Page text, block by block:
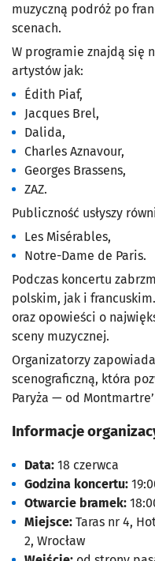
muzyczną podróż po
scenach.
W programie znajdą się
artystów jak:
Édith Piaf,
Jacques Brel,
Dalida,
Charles Aznavour,
Georges Brassens,
ZAZ.
Publiczność usłyszy
Les Misérables,
Notre-Dame de Paris.
Podczas koncertu
polskim, jak i
oraz opowieści o
sceny muzycznej.
Organizatorzy
scenograficzną, która
Paryża — od
Informacje
Data: 18 czerwca
Godzina koncertu:
Otwarcie bramek:
Miejsce: Taras nr 4,
2, Wrocław